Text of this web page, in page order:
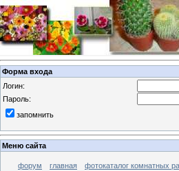
Форма входа
Логин:
Пароль:
запомнить
Меню сайта
форум главная фотокаталог комнатных